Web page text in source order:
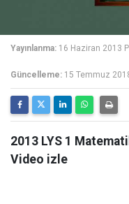
Yayınlanma: 16 Haziran 2013
Güncelleme: 15 Temmuz
2013 LYS 1
Video izle